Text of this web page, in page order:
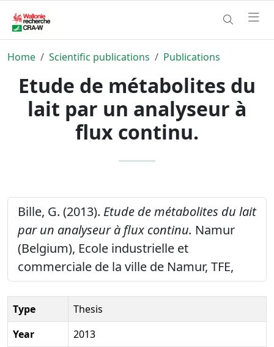
Home Scientific publications Publications
Etude de métabolites du
lait par un analyseur à
flux continu.
Bille, G. (2013). Etude de métabolites du lait
par un analyseur à flux continu. Namur
(Belgium), Ecole industrielle et
commerciale de la ville de Namur, TFE,
Type
Thesis
Year
2013